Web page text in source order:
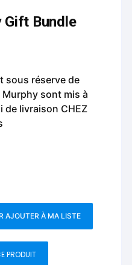
Gift Bundle
sous réserve de
sont mis à
de livraison CHEZ
AJOUTER À MA LISTE
PRODUIT